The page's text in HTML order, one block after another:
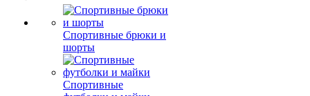
Спортивные брюки и
шорты
Спортивные